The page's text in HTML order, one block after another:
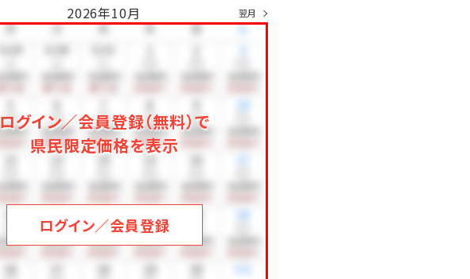
2026年10月 翌月
ログイン／会員登録（無料）で
県民限定価格を表示
ログイン／会員登録